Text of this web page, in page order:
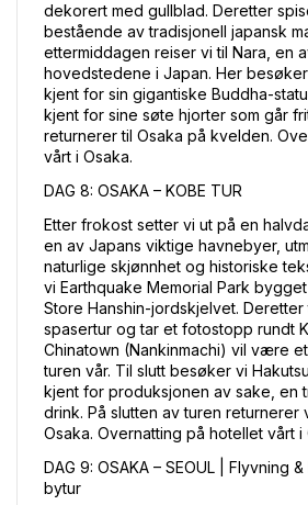
dekorert med gullblad. Deretter
bestående av tradisjonell japansk
ettermiddagen reiser vi til Nara, en
hovedstedene i Japan. Her
kjent for sin gigantiske Buddha-
kjent for sine søte hjorter som går
returnerer til Osaka på kvelden.
vårt i Osaka.
DAG 8: OSAKA – KOBE TUR
Etter frokost setter vi ut på en
en av Japans viktige havnebyer,
naturlige skjønnhet og historiske
vi Earthquake Memorial Park
Store Hanshin-jordskjelvet.
spasertur og tar et fotostopp rundt
Chinatown (Nankinmachi) vil være
turen vår. Til slutt besøker vi
kjent for produksjonen av sake, en
drink. På slutten av turen returnerer
Osaka. Overnatting på hotellet vårt i
DAG 9: OSAKA – SEOUL | Flyvning
bytur